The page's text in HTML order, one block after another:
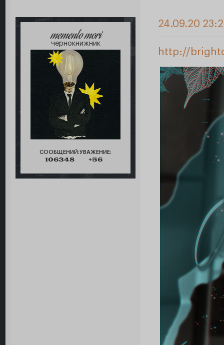
memento mori
чернокнижник
СООБЩЕНИЙ:
106348
УВАЖЕНИЕ:
+56
24.09.20
http://